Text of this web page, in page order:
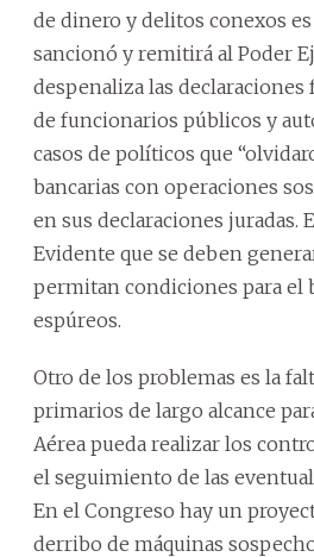
de dinero y delitos conexos es
sancionó y remitirá al Poder
despenaliza las declaraciones
de funcionarios públicos y
casos de políticos que
bancarias con operaciones
en sus declaraciones juradas.
Evidente que se deben
permitan condiciones para el
espúreos.
Otro de los problemas es la
primarios de largo alcance
Aérea pueda realizar los
el seguimiento de las
En el Congreso hay un
derribo de máquinas